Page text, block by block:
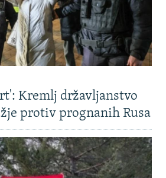
Kremlj državljanstvo
protiv prognanih Rusa